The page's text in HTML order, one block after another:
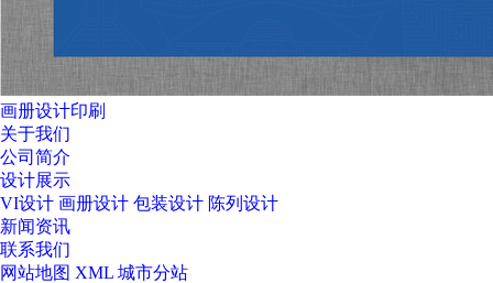
画册设计印刷
关于我们
公司简介
设计展示
VI设计 画册设计 包装设计 陈列设计
新闻资讯
联系我们
网站地图 XML 城市分站